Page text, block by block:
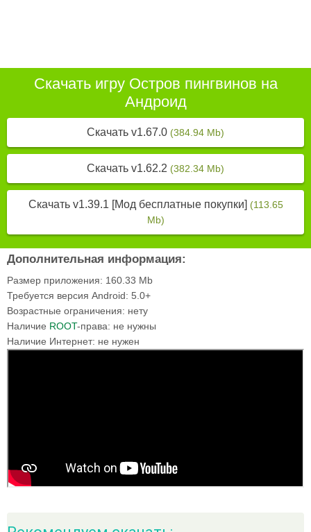
Скачать игру Остров пингвинов на
Андроид
Скачать v1.67.0 (384.94 Mb)
Скачать v1.62.2 (382.34 Mb)
Скачать v1.39.1 [Мод бесплатные покупки] (113.65
Mb)
Дополнительная информация:
Размер приложения: 160.33 Mb
Требуется версия Android: 5.0+
Возрастные ограничения: нету
Наличие ROOT-права: не нужны
Наличие Интернет: не нужен